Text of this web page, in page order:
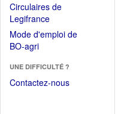
Circulaires de
Legifrance(Ouvrir
dans
une
fenêtre)
Mode d'emploi de
BO-agri(Ouvrir
une
nouvelle
UNE DIFFICULTÉ ?
Contactez-nous